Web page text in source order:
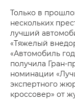
Только в
нескольких
лучший
«Тяжелый
«Автомобиль
получила Гран-
номинации
экспертного
кроссовер» от